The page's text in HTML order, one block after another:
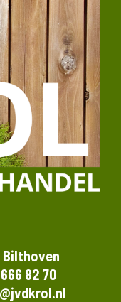
Bilthoven
82 70